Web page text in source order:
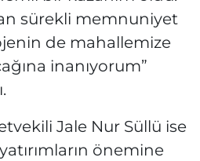
sürekli memnuniyet
de mahallemize
inanıyorum”
Jale Nur Süllü ise
önemine